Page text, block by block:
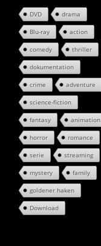
DVD drama
Blu-ray action
comedy thriller
dokumentation
crime adventure
science-fiction
fantasy animation
horror romance
serie streaming
mystery family
goldener haken
Download